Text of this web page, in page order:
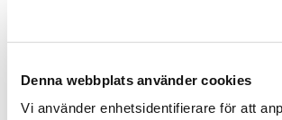
Denna webbplats använder cookies
Vi använder enhetsidentifierare för att
arbetsplats till en annan, eller
försäljare till ditt hem. Vi
och med vår erfarenhet och
tillsammans med god